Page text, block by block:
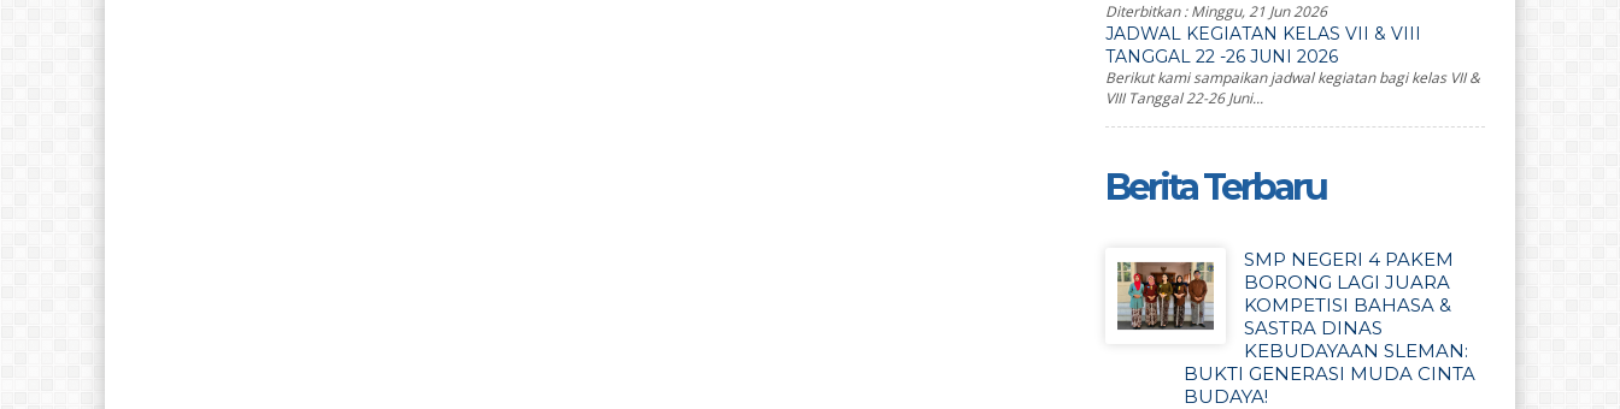
Diterbitkan :Minggu, 21 Jun 2026
JADWAL KEGIATAN KELAS VII & VIII
TANGGAL 22 -26 JUNI 2026
Berikut kami sampaikan jadwal kegiatan bagi kelas VII &
VIII Tanggal 22-26 Juni...
Berita Terbaru
SMP NEGERI 4 PAKEM
BORONG LAGI JUARA
KOMPETISI BAHASA &
SASTRA DINAS
KEBUDAYAAN SLEMAN:
BUKTI GENERASI MUDA CINTA
BUDAYA!